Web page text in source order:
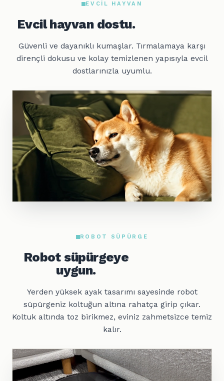
EVCIL HAYVAN
Evcil hayvan dostu.
Güvenli ve dayanıklı kumaşlar. Tırmalamaya karşı
dirençli dokusu ve kolay temizlenen yapısıyla evcil
dostlarınızla uyumlu.
ROBOT SÜPÜRGE
Robot süpürgeye
uygun.
Yerden yüksek ayak tasarımı sayesinde robot
süpürgeniz koltuğun altına rahatça girip çıkar.
Koltuk altında toz birikmez, eviniz zahmetsizce temiz
kalır.